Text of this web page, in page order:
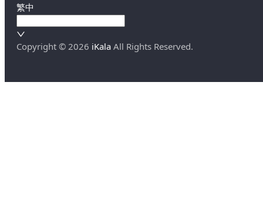
繁中
Copyright © 2026 iKala All Rights Reserved.